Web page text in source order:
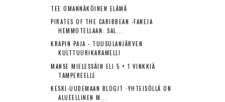
TEE OMANNÄKÖINEN ELÄMÄ
PIRATES OF THE CARIBBEAN -FANEJA
HEMMOTELLAAN: SAL...
KRAPIN PAJA - TUUSULANJÄRVEN
KULTTUURIKARAMELLI
MANSE MIELESSÄIN ELI 5 + 1 VINKKIÄ
TAMPEREELLE
KESKI-UUDEMAAN BLOGIT -YHTEISÖLLÄ ON
ALUEELLINEN M...